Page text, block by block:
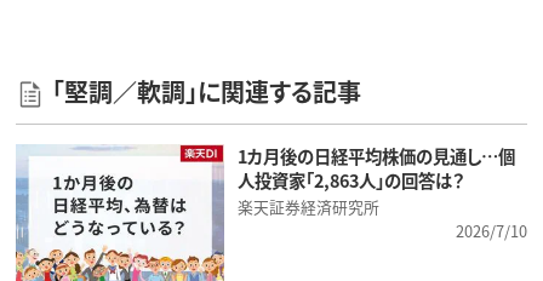
「堅調／軟調」に関連する記事
1カ月後の日経平均株価の見通し…個
人投資家「2,863人」の回答は？
楽天証券経済研究所
2026/7/10